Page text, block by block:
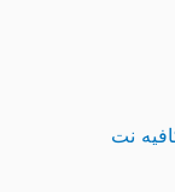
نت